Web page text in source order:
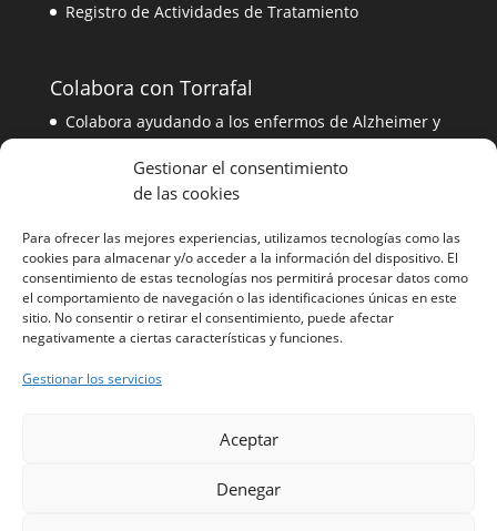
Gestionar el consentimiento
de las cookies
Para ofrecer las mejores experiencias, utilizamos tecnologías como las
cookies para almacenar y/o acceder a la información del dispositivo. El
consentimiento de estas tecnologías nos permitirá procesar datos como
el comportamiento de navegación o las identificaciones únicas en este
sitio. No consentir o retirar el consentimiento, puede afectar
negativamente a ciertas características y funciones.
Gestionar los servicios
Aceptar
Denegar
Registro de Actividades de Tratamiento
Colabora con Torrafal
Colabora ayudando a los enfermos de Alzheimer y
Contacta con el equipo de Torrafal
Información
Información subvenciones